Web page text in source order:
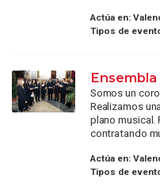
Actúa en:
Tipos de
Somos un
Realizamos
plano musical.
contratando
Actúa en:
Tipos de